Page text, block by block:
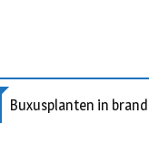
Spreidingswet